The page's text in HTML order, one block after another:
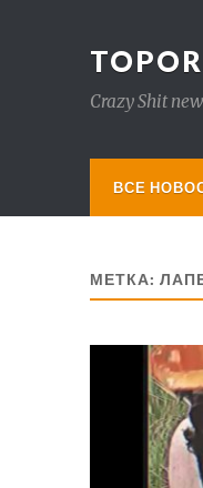
Crazy Shit
ВСЕ
МЕТКА: